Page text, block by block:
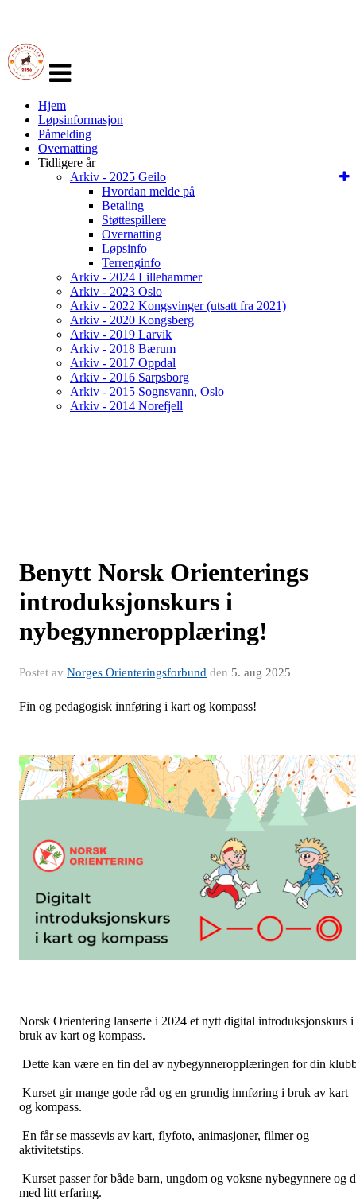
navigasjon
Hjem
Løpsinformasjon
Påmelding
Overnatting
Tidligere år
Arkiv - 2025 Geilo
Hvordan melde på
Betaling
Støttespillere
Overnatting
Løpsinfo
Terrenginfo
Arkiv - 2024 Lillehammer
Arkiv - 2023 Oslo
Arkiv - 2022 Kongsvinger (utsatt fra 2021)
Arkiv - 2020 Kongsberg
Arkiv - 2019 Larvik
Arkiv - 2018 Bærum
Arkiv - 2017 Oppdal
Arkiv - 2016 Sarpsborg
Arkiv - 2015 Sognsvann, Oslo
Arkiv - 2014 Norefjell
Benytt Norsk Orienterings
introduksjonskurs i
nybegynneropplæring!
Postet av Norges Orienteringsforbund den 5. aug 2025
Fin og pedagogisk innføring i kart og kompass!
Norsk Orientering lanserte i 2024 et nytt digital introduksjonskurs i
bruk av kart og kompass.
Dette kan være en fin del av nybegynneropplæringen for din
Kurset gir mange gode råd og en grundig innføring i bruk av kart
og kompass.
En får se massevis av kart, flyfoto, animasjoner, filmer og
aktivitetstips.
Kurset passer for både barn, ungdom og voksne nybegynnere og
med litt erfaring.